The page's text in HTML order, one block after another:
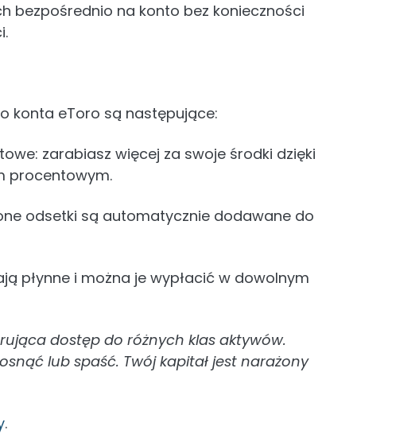
bezpośrednio na konto bez konieczności
konta eToro są następujące:
zarabiasz więcej za swoje środki dzięki
procentowym.
odsetki są automatycznie dodawane do
płynne i można je wypłacić w dowolnym
dostęp do różnych klas aktywów.
lub spaść. Twój kapitał jest narażony
.